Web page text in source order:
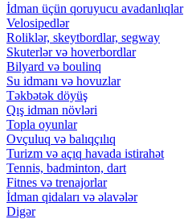
İdman üçün qoruyucu avadanlıqlar
Velosipedlər
Roliklər, skeytbordlar, segway
Skuterlər və hoverbordlar
Bilyard və boulinq
Su idmanı və hovuzlar
Təkbətək döyüş
Qış idman növləri
Topla oyunlar
Ovçuluq və balıqçılıq
Turizm və açıq havada istirahət
Tennis, badminton, dart
Fitnes və trenajorlar
İdman qidaları və əlavələr
Digər